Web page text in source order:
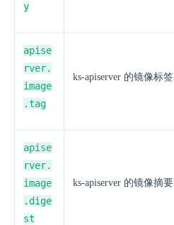
y
apise
rver.
image
.tag
ks-apiserver 的镜像标签
apise
rver.
image
.dige
st
ks-apiserver 的镜像摘要